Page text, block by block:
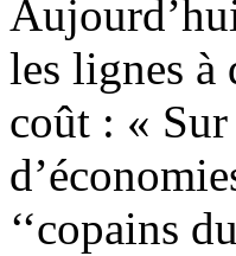
les lignes à
coût : «
‘‘copains